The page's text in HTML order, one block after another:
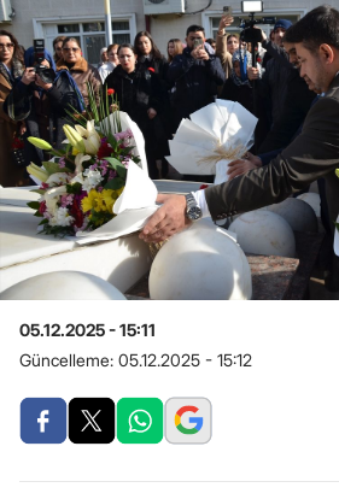
05.12.2025 - 15:11
Güncelleme: 05.12.2025 - 15:12